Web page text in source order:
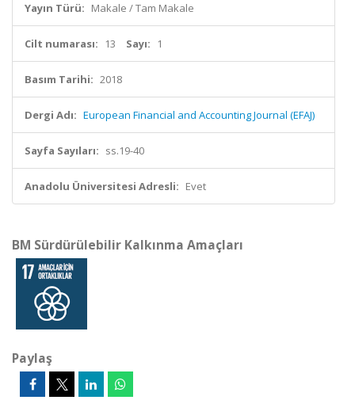
Yayın Türü: Makale / Tam Makale
Cilt numarası: 13 Sayı: 1
Basım Tarihi: 2018
Dergi Adı: European Financial and Accounting Journal (EFAJ)
Sayfa Sayıları: ss.19-40
Anadolu Üniversitesi Adresli: Evet
BM Sürdürülebilir Kalkınma Amaçları
Paylaş